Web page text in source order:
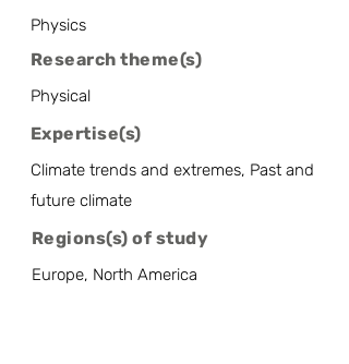
Physics
Research theme(s)
Physical
Expertise(s)
Climate trends and extremes, Past and
future climate
Regions(s) of study
Europe, North America